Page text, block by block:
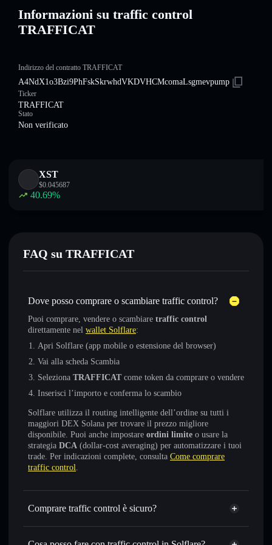
Informazioni su traffic control
TRAFFICAT
Indirizzo del contratto TRAFFICAT
A4NdX1o3Bzi9PhFskSkrwhdVKDVHCMcomaLsgmevpump
Ticker
TRAFFICAT
Stato
Non verificato
XST
$0.045687
40.69%
FAQ su TRAFFICAT
Dove posso comprare o scambiare traffic control?
Puoi comprare, vendere o scambiare traffic control
direttamente nel wallet Solflare:
Apri Solflare (app mobile o estensione del browser)
Vai alla scheda Scambia
Seleziona TRAFFICAT come token da comprare o vendere
Inserisci l’importo e conferma lo scambio
Solflare utilizza il routing intelligente dell’ordine su tutti i
maggiori DEX Solana per trovare il prezzo migliore
disponibile. Puoi anche impostare ordini limite o usare la
strategia DCA (dollar-cost averaging) per automatizzare i tuoi
trade. Per indicazioni complete, consulta Come comprare
traffic control.
Comprare traffic control è sicuro?
traffic control non è verificato